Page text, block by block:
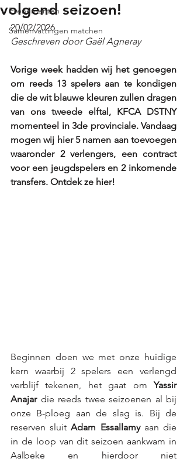
Evenementen
Samenvattingen matchen
volgend seizoen!
20/02/2026
Geschreven door Gaël Agneray
Vorige week hadden wij het genoegen
om reeds 13 spelers aan te kondigen
die de wit blauwe kleuren zullen dragen
van ons tweede elftal, KFCA DSTNY
momenteel in 3de provinciale. Vandaag
mogen wij hier 5 namen aan toevoegen
waaronder 2 verlengers, een contract
voor een jeugdspelers en 2 inkomende
transfers. Ontdek ze hier!
Beginnen doen we met onze huidige
kern waarbij 2 spelers een verlengd
verblijf tekenen, het gaat om Yassir
Anajar die reeds twee seizoenen al bij
onze B-ploeg aan de slag is. Bij de
reserven sluit Adam Essallamy aan die
in de loop van dit seizoen aankwam in
Aalbeke en hierdoor niet